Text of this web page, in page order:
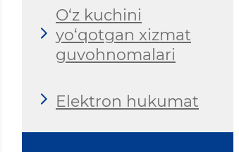
O‘z kuchini
yo‘qotgan xizmat
guvohnomalari
Elektron hukumat